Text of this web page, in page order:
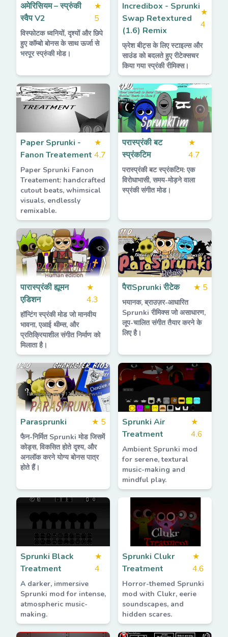
अमेरिसियम – स्प्रुंकी
स्वैप V2
★
5
विस्फोटक ध्वनियों, दृश्यों और छिपे
हुए कॉम्बो बोनस के साथ ऊर्जा से
भरपूर स्प्रुंकी मोड।
Incredibox - Sprunki
Swap Retextured
(1.6) Remix
★
4
फ्रेश बीट्स के लिए स्टाइल्स और
साउंड को बदलते हुए रीटेक्सचर
किया गया स्प्रंकी रीमिक्स।
Paper Sprunki -
Fanon Treatement
★
4.7
Paper Sprunki Fanon
Treatement: handcrafted
cutout beats, whimsical
visuals, endlessly
remixable.
परास्प्रंकी बट
स्प्रंकटिम
★
4.7
परास्प्रंकी बट स्प्रंकटिम: एक
विरोधाभासी, समय-मोड़ने वाला
स्प्रंकी संगीत मोड।
पारास्प्रंकी ह्यूमन
एडिशन
★
4.3
हॉन्टिंग स्प्रंकी मोड जो मानवीय
भावना, एआई थीम्स, और
प्रतिक्रियाशील संगीत निर्माण को
मिलाता है।
पैराSprunki रीटेक ★ 5
भयानक, ब्राउज़र-आधारित
Sprunki रीमिक्स जो असाधारण,
लूप-चालित संगीत तैयार करने के
लिए है।
Parasprunki ★ 5
फैन-निर्मित Sprunki मोड जिसमें
कोड्स, विकसित होते दृश्य, और
अनलॉक करने योग्य बोनस पात्र
होते हैं।
Sprunki Air
Treatment
★
4.6
Ambient Sprunki mod
for serene, textural
music-making and
mindful play.
Sprunki Black
Treatment
★
4
A darker, immersive
Sprunki mod for intense,
atmospheric music-
making.
Sprunki Clukr
Treatment
★
4.6
Horror-themed Sprunki
mod with Clukr, eerie
soundscapes, and
hidden scares.